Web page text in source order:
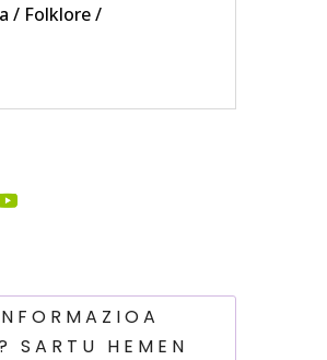
/ Folklore /
SARTU HEMEN